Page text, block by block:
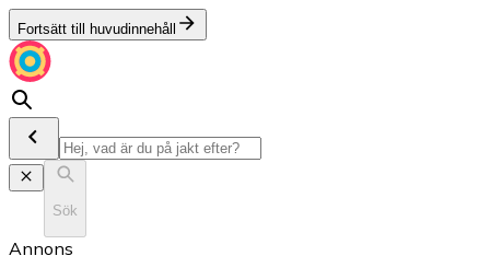
Fortsätt till huvudinnehåll
Sök
Annons